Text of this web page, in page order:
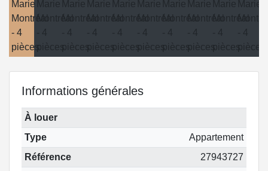
Informations générales
À louer
Type
Appartement
Référence
27943727